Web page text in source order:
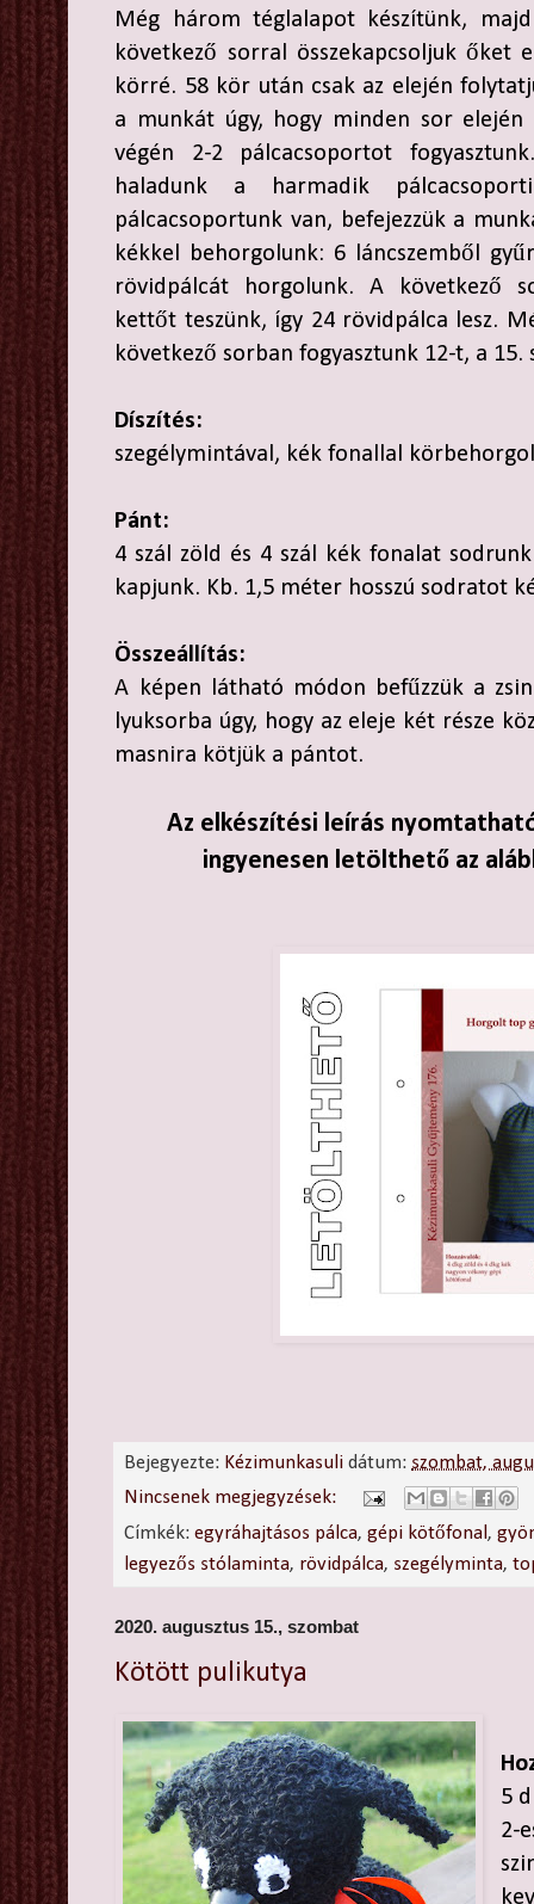
Még három téglalapot készítünk,
következő sorral összekapcsoljuk őket
körré. 58 kör után csak az elején
a munkát úgy, hogy minden sor elején
végén 2-2 pálcacsoportot
haladunk a harmadik
pálcacsoportunk van, befejezzük a
kékkel behorgolunk: 6 láncszemből
rövidpálcát horgolunk. A következő
kettőt teszünk, így 24 rövidpálca lesz.
következő sorban fogyasztunk 12-t, a
Díszítés:
szegélymintával, kék fonallal
Pánt:
4 szál zöld és 4 szál kék fonalat
kapjunk. Kb. 1,5 méter hosszú sodratot
Összeállítás:
A képen látható módon befűzzük a
lyuksorba úgy, hogy az eleje két része
masnira kötjük a pántot.
Az elkészítési leírás
ingyenesen letölthető az
Bejegyezte: Kézimunkasuli dátum: szombat,
Nincsenek megjegyzések:
Címkék:egyráhajtásos pálca,gépi kötőfonal ,
legyezős stólaminta, rövidpálca, szegélyminta,
2020. augusztus 15., szombat
Kötött pulikutya
5
2-